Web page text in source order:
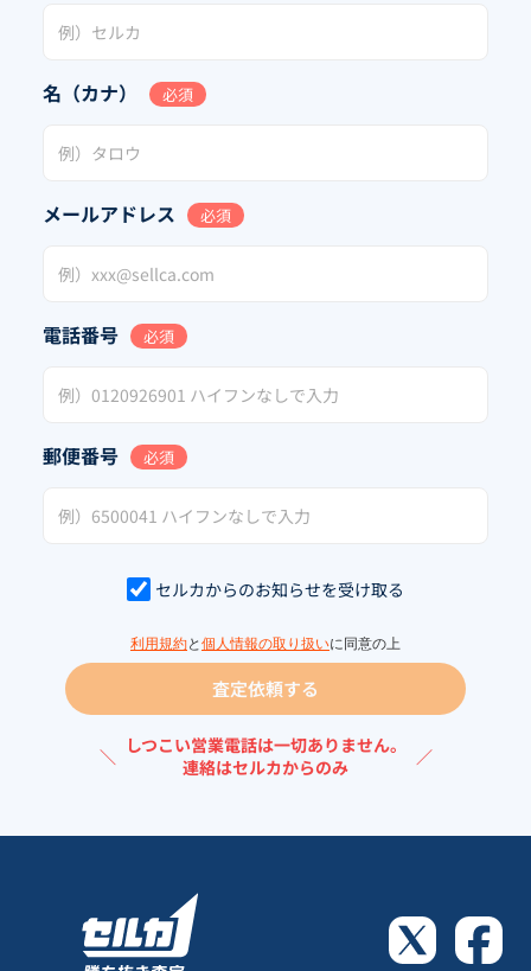
名（カナ） 必須
メールアドレス 必須
電話番号 必須
郵便番号 必須
セルカからのお知らせを受け取る
利用規約と 個人情報の取り扱いに同意の上
査定依頼する
＼
しつこい営業電話は一切ありません。
連絡はセルカからのみ
／